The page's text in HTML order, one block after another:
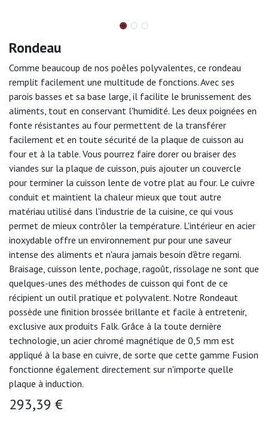
Rondeau
Comme beaucoup de nos poêles polyvalentes, ce rondeau
remplit facilement une multitude de fonctions. Avec ses
parois basses et sa base large, il facilite le brunissement des
aliments, tout en conservant l'humidité. Les deux poignées en
fonte résistantes au four permettent de la transférer
facilement et en toute sécurité de la plaque de cuisson au
four et à la table. Vous pourrez faire dorer ou braiser des
viandes sur la plaque de cuisson, puis ajouter un couvercle
pour terminer la cuisson lente de votre plat au four. Le cuivre
conduit et maintient la chaleur mieux que tout autre
matériau utilisé dans l'industrie de la cuisine, ce qui vous
permet de mieux contrôler la température. L'intérieur en acier
inoxydable offre un environnement pur pour une saveur
intense des aliments et n'aura jamais besoin d'être regarni.
Braisage, cuisson lente, pochage, ragoût, rissolage ne sont que
quelques-unes des méthodes de cuisson qui font de ce
récipient un outil pratique et polyvalent. Notre Rondeaut
possède une finition brossée brillante et facile à entretenir,
exclusive aux produits Falk. Grâce à la toute dernière
technologie, un acier chromé magnétique de 0,5 mm est
appliqué à la base en cuivre, de sorte que cette gamme Fusion
fonctionne également directement sur n'importe quelle
plaque à induction.
293,39 €